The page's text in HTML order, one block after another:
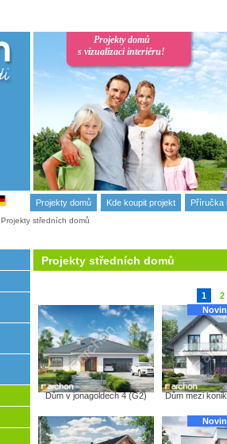
Projekty domů
s vizualizaci interiéru!
Projekty domů Kde koupit projekt Příručka
Projekty středních domů
Projekty středních domů
1 2
Dům v jonagoldech 4 (G2) Dům mezi